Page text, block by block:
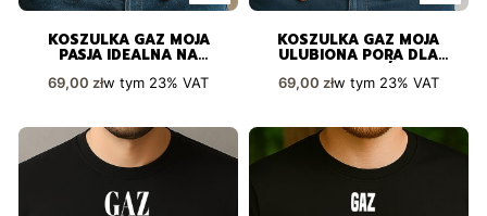
KOSZULKA GAZ MOJA
PASJA IDEALNA NA
Cena brutto
69,00 złw tym 23%VAT
KOSZULKA GAZ MOJA
ULUBIONA PORA DLA
PASJONATÓW
Cena brutto
69,00 złw tym 23% VAT